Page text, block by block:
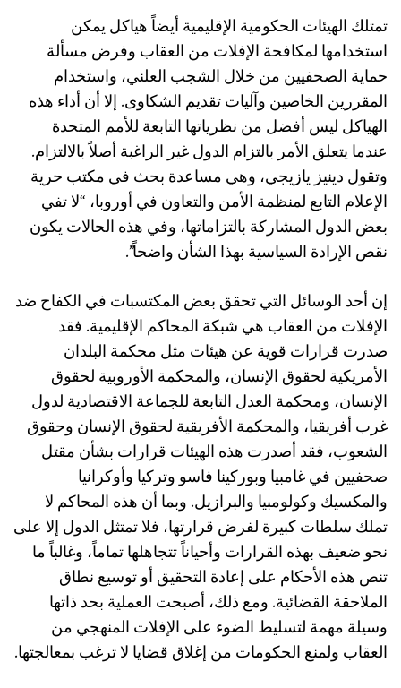
تمتلك الهيئات الحكومية الإقليمية أيضاً هياكل يمكن
استخدامها لمكافحة الإفلات من العقاب وفرض مسألة
حماية الصحفيين من خلال الشجب العلني، واستخدام
المقررين الخاصين وآليات تقديم الشكاوى. إلا أن أداء هذه
الهياكل ليس أفضل من نظرياتها التابعة للأمم المتحدة
عندما يتعلق الأمر بالتزام الدول غير الراغبة أصلاً بالالتزام.
وتقول دينيز يازيجي، وهي مساعدة بحث في مكتب حرية
الإعلام التابع لمنظمة الأمن والتعاون في أوروبا، “لا تفي
بعض الدول المشاركة بالتزاماتها، وفي هذه الحالات يكون
نقص الإرادة السياسية بهذا الشأن واضحاً”.
إن أحد الوسائل التي تحقق بعض المكتسبات في الكفاح ضد
الإفلات من العقاب هي شبكة المحاكم الإقليمية. فقد
صدرت قرارات قوية عن هيئات مثل محكمة البلدان
الأمريكية لحقوق الإنسان، والمحكمة الأوروبية لحقوق
الإنسان، ومحكمة العدل التابعة للجماعة الاقتصادية لدول
غرب أفريقيا، والمحكمة الأفريقية لحقوق الإنسان وحقوق
الشعوب، فقد أصدرت هذه الهيئات قرارات بشأن مقتل
صحفيين في غامبيا وبوركينا فاسو وتركيا وأوكرانيا
والمكسيك وكولومبيا والبرازيل. وبما أن هذه المحاكم لا
تملك سلطات كبيرة لفرض قرارتها، فلا تمتثل الدول إلا على
نحو ضعيف بهذه القرارات وأحياناً تتجاهلها تماماً، وغالباً ما
تنص هذه الأحكام على إعادة التحقيق أو توسيع نطاق
الملاحقة القضائية. ومع ذلك، أصبحت العملية بحد ذاتها
وسيلة مهمة لتسليط الضوء على الإفلات المنهجي من
العقاب ولمنع الحكومات من إغلاق قضايا لا ترغب بمعالجتها.